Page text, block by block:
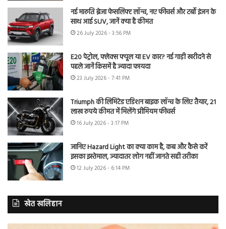
नई मारुति ब्रेजा फेसलिफ्ट लॉन्च, नए फीचर्स और टर्बो इंजन के
साथ आई SUV, जानें क्या है कीमत
26 July 2026 - 3:56 PM
E20 पेट्रोल, फ्लेक्स फ्यूल या EV कार? नई गाड़ी खरीदने से
पहले जानें किसमें है ज्यादा फायदा
23 July 2026 - 7:41 PM
Triumph की लिमिटेड एडिशन बाइक लॉन्च के लिए तैयार, 21
लाख रुपये कीमत में मिलेंगे प्रीमियम फीचर्स
16 July 2026 - 3:17 PM
जानिए Hazard Light का क्या काम है, कब और कैसे करें
इसका इस्तेमाल, ज्यादातर लोग नहीं जानते सही तरीका
12 July 2026 - 6:14 PM
खेत खलिहान